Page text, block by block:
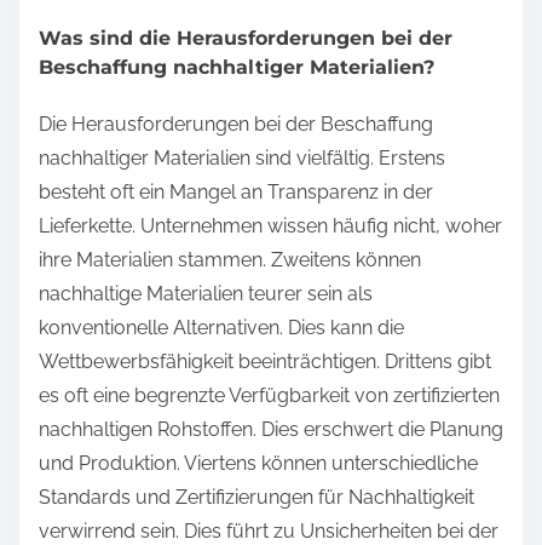
Was sind die Herausforderungen bei der
Beschaffung nachhaltiger Materialien?
Die Herausforderungen bei der Beschaffung
nachhaltiger Materialien sind vielfältig. Erstens
besteht oft ein Mangel an Transparenz in der
Lieferkette. Unternehmen wissen häufig nicht, woher
ihre Materialien stammen. Zweitens können
nachhaltige Materialien teurer sein als
konventionelle Alternativen. Dies kann die
Wettbewerbsfähigkeit beeinträchtigen. Drittens gibt
es oft eine begrenzte Verfügbarkeit von zertifizierten
nachhaltigen Rohstoffen. Dies erschwert die Planung
und Produktion. Viertens können unterschiedliche
Standards und Zertifizierungen für Nachhaltigkeit
verwirrend sein. Dies führt zu Unsicherheiten bei der